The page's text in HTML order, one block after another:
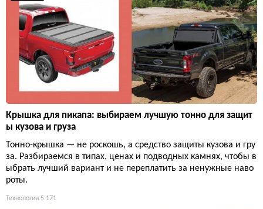
Крышка для пикапа: выбираем лучшую тонно для защит
ы кузова и груза
Тонно-крышка — не роскошь, а средство защиты кузова и гру
за. Разбираемся в типах, ценах и подводных камнях, чтобы в
ыбрать лучший вариант и не переплатить за ненужные наво
роты.
Технологии 5 171